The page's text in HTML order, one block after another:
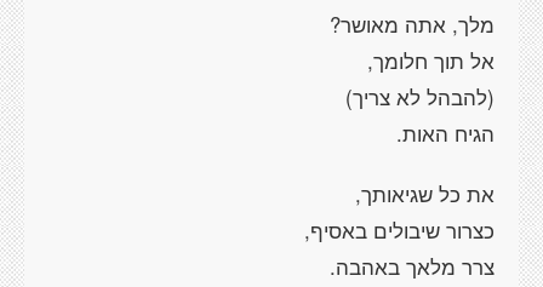
מלך, אתה מאושר?
אל תוך חלומך,
(להבהל לא צריך)
הגיח האות.
את כל שגיאותך,
כצרור שיבולים באסיף,
צרר מלאך באהבה.